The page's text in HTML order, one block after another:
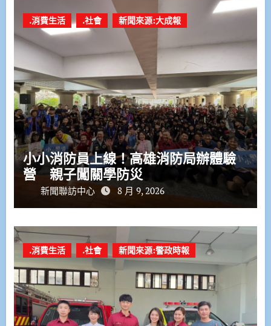
.消費生活 .社會 新聞來源:大成報
小小消防員上線！高雄消防局辦體驗
營 親子闖關學防災
新聞聯訪中心 8 月 9, 2026
.消費生活 .社會 新聞來源:警政時報